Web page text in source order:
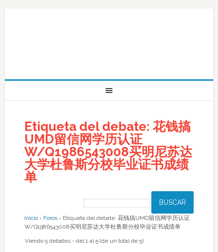
Etiqueta del debate: 花钱搞
UMD留信网学历认证
W/Q1986543008买明尼苏达
大学杜鲁斯分校毕业证书成绩
单
Inicio › Foros › Etiqueta del debate: 花钱搞UMD留信网学历认证
W/Q1986543008买明尼苏达大学杜鲁斯分校毕业证书成绩单
Viendo 5 debates - del 1 al 5 (de un total de 5)